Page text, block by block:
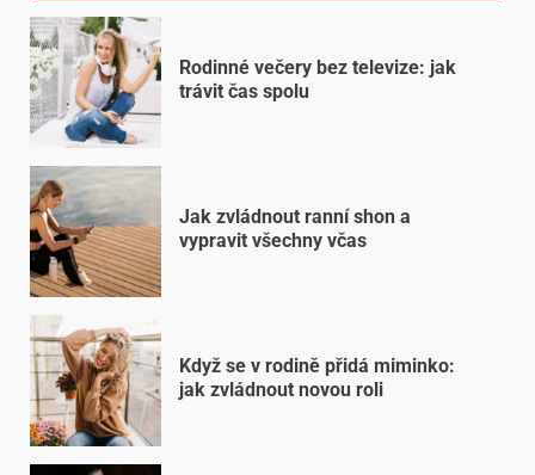
Rodinné večery bez televize: jak
trávit čas spolu
Jak zvládnout ranní shon a
vypravit všechny včas
Když se v rodině přidá miminko:
jak zvládnout novou roli